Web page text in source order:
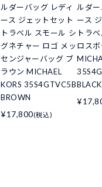
ルダーバッグ レディ
ース ジェットセット
トラベル スモール シ
グネチャー ロゴ メッ
センジャーバッグ ブ
ラウン MICHAEL
KORS 35S4GTVC5B
BROWN
¥17,800(税込)
ルダ
ース
トラ
ロス
BLACK